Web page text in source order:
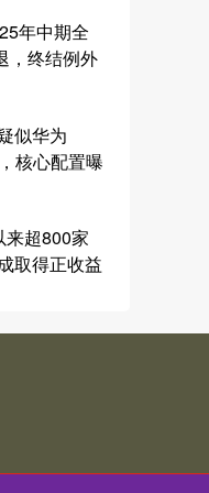
年中期全
，终结例外
似华为
核心配置曝
来超800家
取得正收益